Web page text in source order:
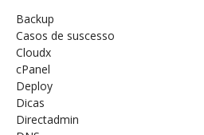
Backup
Casos de suscesso
Cloudx
cPanel
Deploy
Dicas
Directadmin